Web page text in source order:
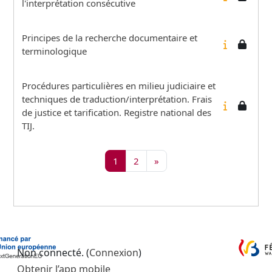
l'interprétation consécutive
Principes de la recherche documentaire et
terminologique
Procédures particulières en milieu judiciaire et
techniques de traduction/interprétation. Frais
de justice et tarification. Registre national des
TIJ.
1 Page 1
2 Page 2
»
Non connecté. (Connexion)
Obtenir l’app mobile